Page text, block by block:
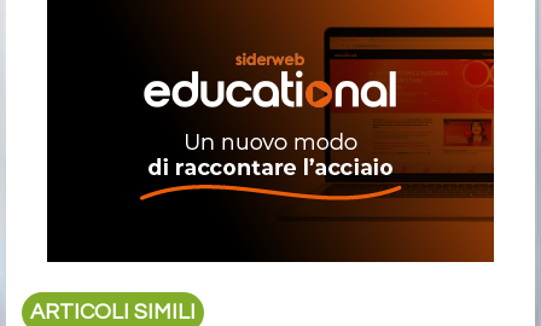
ARTICOLI SIMILI